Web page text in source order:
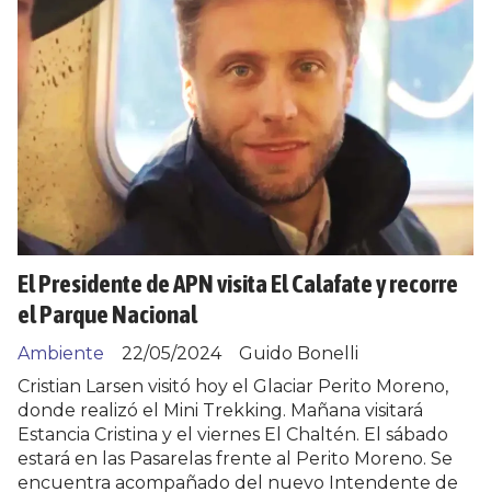
El Presidente de APN visita El Calafate y recorre
el Parque Nacional
Guido Bonelli
Ambiente
22/05/2024
Cristian Larsen visitó hoy el Glaciar Perito Moreno,
donde realizó el Mini Trekking. Mañana visitará
Estancia Cristina y el viernes El Chaltén. El sábado
estará en las Pasarelas frente al Perito Moreno. Se
encuentra acompañado del nuevo Intendente de